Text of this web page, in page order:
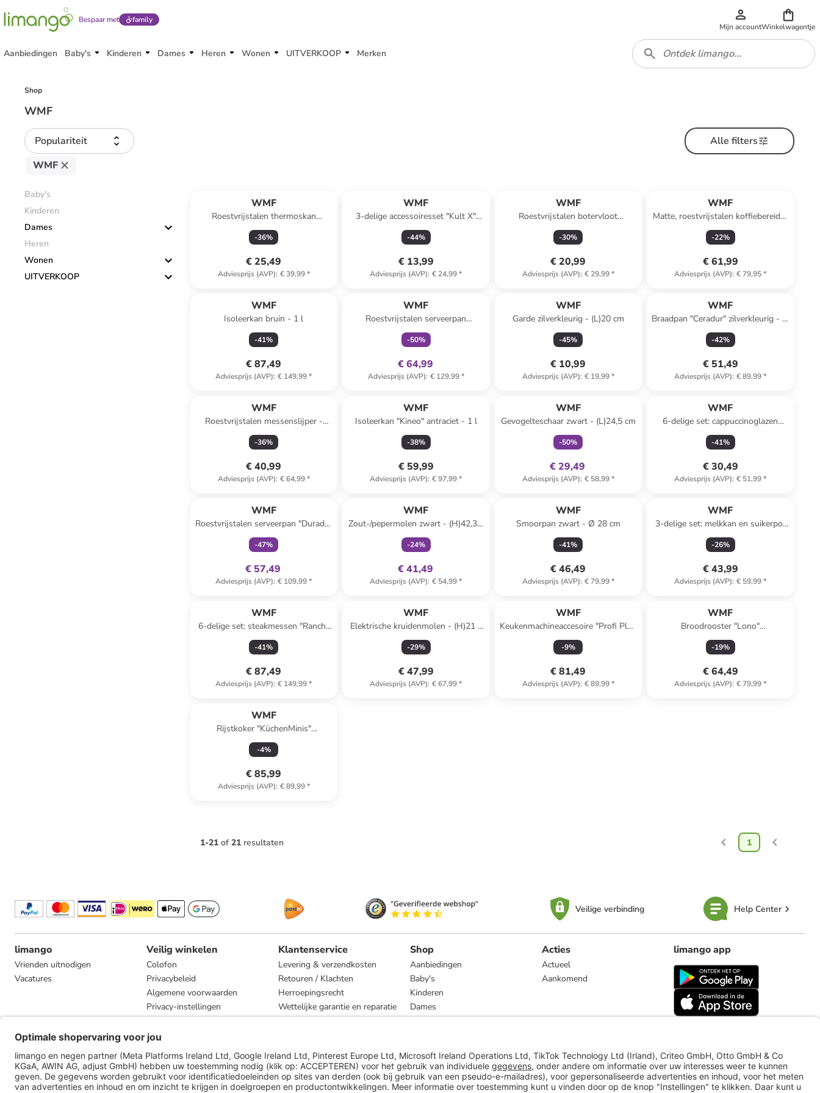
Bespaar met family
Mijn accountWinkelwagentje
Aanbiedingen Baby's Kinderen Dames Heren Wonen UITVERKOOP Merken
Shop
WMF
Populariteit
Alle filters
WMF
Baby's
Kinderen
Dames
Heren
Wonen
UITVERKOOP
WMF
Roestvrijstalen thermoskan
‘'My2Go’' - (H)14,5 x Ø 9,5 cm
-36%
€ 25,49
Adviesprijs (AVP): € 39,99*
WMF
3-delige accessoiresset "Kult X"
transparant/zwart
-44%
€ 13,99
Adviesprijs (AVP): € 24,99*
WMF
Roestvrijstalen botervloot
''Wagenfeld'' - (B)22 x (H)5 x (D)11
cm
-30%
€ 20,99
Adviesprijs (AVP): € 29,99*
WMF
Matte, roestvrijstalen koffiebereider
"Kult" - 8 kopjes
-22%
€ 61,99
Adviesprijs (AVP): € 79,95*
WMF
Isoleerkan bruin - 1 l
-41%
€ 87,49
Adviesprijs (AVP): € 149,99*
WMF
Roestvrijstalen serveerpan
‘'Permadur Advance’' - Ø 32 cm
-50%
€ 64,99
Adviesprijs (AVP): € 129,99*
WMF
Garde zilverkleurig - (L)20 cm
-45%
€ 10,99
Adviesprijs (AVP): € 19,99*
WMF
Braadpan "Ceradur" zilverkleurig - Ø
28 cm
-42%
€ 51,49
Adviesprijs (AVP): € 89,99*
WMF
Roestvrijstalen messenslijper -
(B)22,5 x (H)9,5 x (D)6,5 cm
-36%
€ 40,99
Adviesprijs (AVP): € 64,99*
WMF
Isoleerkan "Kineo" antraciet - 1 l
-38%
€ 59,99
Adviesprijs (AVP): € 97,99*
WMF
Gevogelteschaar zwart - (L)24,5 cm
-50%
€ 29,49
Adviesprijs (AVP): € 58,99*
WMF
6-delige set: cappuccinoglazen
"Kult" transparant - 250 ml
-41%
€ 30,49
Adviesprijs (AVP): € 51,99*
WMF
Roestvrijstalen serveerpan "Durado"
- Ø 28 cm
-47%
€ 57,49
Adviesprijs (AVP): € 109,99*
WMF
Zout-/pepermolen zwart - (H)42,3 x
Ø 8,2 cm
-24%
€ 41,49
Adviesprijs (AVP): € 54,99*
WMF
Smoorpan zwart - Ø 28 cm
-41%
€ 46,49
Adviesprijs (AVP): € 79,99*
WMF
3-delige set: melkkan en suikerpot
wit
-26%
€ 43,99
Adviesprijs (AVP): € 59,99*
WMF
6-delige set: steakmessen "Ranch"
lichtbruin - (L)24 cm
-41%
€ 87,49
Adviesprijs (AVP): € 149,99*
WMF
Elektrische kruidenmolen - (H)21 x
Ø 5 cm
-29%
€ 47,99
Adviesprijs (AVP): € 67,99*
WMF
Keukenmachineaccesoire "Profi Plus
- Tagliatelle-Schneider"
-9%
€ 81,49
Adviesprijs (AVP): € 89,99*
WMF
Broodrooster "Lono"
zilverkleurig/zwart
-19%
€ 64,49
Adviesprijs (AVP): € 79,99*
WMF
Rijstkoker "KüchenMinis"
zilverkleurig/zwart - 1 l
-4%
€ 85,99
Adviesprijs (AVP): € 89,99*
1-21 of 21 resultaten 1
Veilige verbinding Help Center
limango
Vrienden uitnodigen
Vacatures
Veilig winkelen
Colofon
Privacybeleid
Algemene voorwaarden
Privacy-instellingen
Compliance
Klantenservice
Levering & verzendkosten
Retouren / Klachten
Herroepingsrecht
Wettelijke garantie en reparatie
Shop
Aanbiedingen
Baby's
Kinderen
Dames
Heren
Acties
Actueel
Aankomend
limango app
limango.de limango.pl